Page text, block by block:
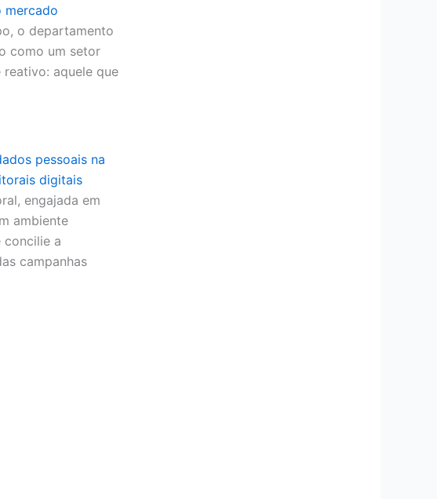
mercado
o departamento
como um setor
reativo: aquele que
pessoais na
digitais
engajada em
ambiente
concilie a
campanhas